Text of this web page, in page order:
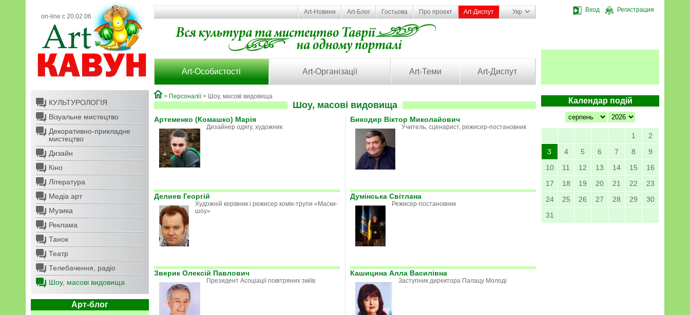
on-line с 20.02.06
Вход Регистрация
Art-Новини Art-Блог Гостьова Про проект Art-Диспут Укр
Art-Особистості Art-Організації Art-Теми Art-Диспут
КУЛЬТУРОЛОГІЯ
Візуальне мистецтво
Декоративно-прикладне
мистецтво
Дизайн
Кіно
Література
Медіа арт
Музика
Реклама
Танок
Театр
Телебачення, радіо
Шоу, масові видовища
Арт-блог
Календар подій
1
2
3
4 5 6 7 8
9
10
11 12 13 14 15
16
17
18 19 20 21 22
23
24
25 26 27 28 29
30
31
> Персоналії> Шоу, масові видовища
Шоу, масові видовища
Артеменко (Комашко) Марія
Дизайнер одягу, художник
Бикодир Віктор Миколайович
Учитель, сценарист, режисер-постановник
Делиев Георгій
Художній керівник і режисер комік-трупи «Маски-
шоу»
Думінська Світлана
Режисер-постановник
Зверик Олексій Павлович
Президент Асоціації повітряних зміїв
Кашицина Алла Василівна
Заступник директора Палацу Молоді